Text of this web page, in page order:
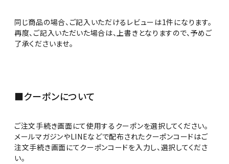
アルコール度数
円 ～
検索
同じ商品の場合、ご記入いただけるレビューは1件になります。
再度、ご記入いただいた場合は、上書きとなりますので、予めご
了承くださいませ。
■クーポンについて
ご注文手続き画面にて使用するクーポンを選択してください。
メールマガジンやLINEなどで配布されたクーポンコードはご
注文手続き画面にてクーポンコードを入力し、選択してくださ
い。